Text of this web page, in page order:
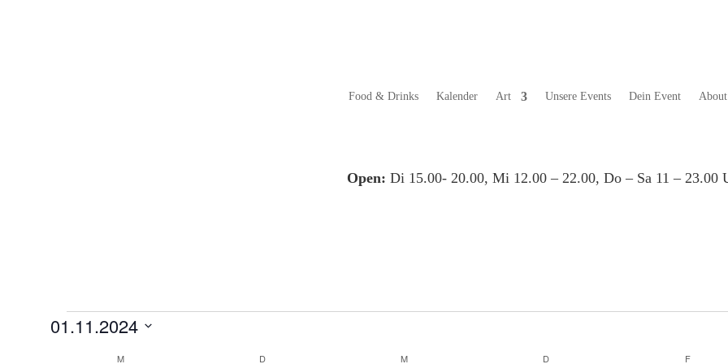
Food & Drinks Kalender Art Unsere Events Dein Event About
Open: Di 15.00- 20.00, Mi 12.00 – 22.00, Do – Sa 11 – 23.00
Veranstaltungen
01.11.2024
M D M DDONNERSTAG FFREITAG